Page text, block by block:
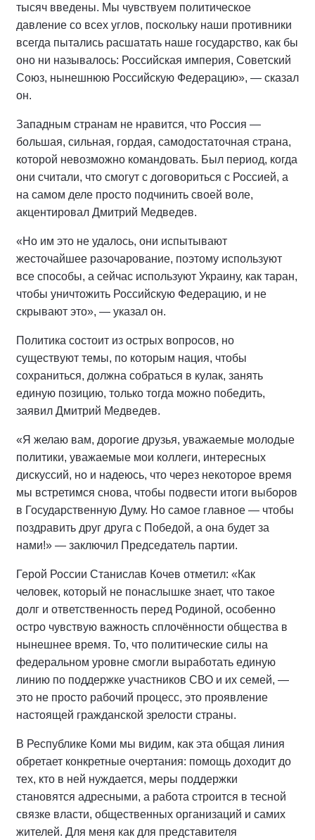
тысяч введены. Мы чувствуем политическое
давление со всех углов, поскольку наши противники
всегда пытались расшатать наше государство, как бы
оно ни называлось: Российская империя, Советский
Союз, нынешнюю Российскую Федерацию», — сказал
он.
Западным странам не нравится, что Россия —
большая, сильная, гордая, самодостаточная страна,
которой невозможно командовать. Был период, когда
они считали, что смогут с договориться с Россией, а
на самом деле просто подчинить своей воле,
акцентировал Дмитрий Медведев.
«Но им это не удалось, они испытывают
жесточайшее разочарование, поэтому используют
все способы, а сейчас используют Украину, как таран,
чтобы уничтожить Российскую Федерацию, и не
скрывают это», — указал он.
Политика состоит из острых вопросов, но
существуют темы, по которым нация, чтобы
сохраниться, должна собраться в кулак, занять
единую позицию, только тогда можно победить,
заявил Дмитрий Медведев.
«Я желаю вам, дорогие друзья, уважаемые молодые
политики, уважаемые мои коллеги, интересных
дискуссий, но и надеюсь, что через некоторое время
мы встретимся снова, чтобы подвести итоги выборов
в Государственную Думу. Но самое главное — чтобы
поздравить друг друга с Победой, а она будет за
нами!» — заключил Председатель партии.
Герой России Станислав Кочев отметил: «Как
человек, который не понаслышке знает, что такое
долг и ответственность перед Родиной, особенно
остро чувствую важность сплочённости общества в
нынешнее время. То, что политические силы на
федеральном уровне смогли выработать единую
линию по поддержке участников СВО и их семей, —
это не просто рабочий процесс, это проявление
настоящей гражданской зрелости страны.
В Республике Коми мы видим, как эта общая линия
обретает конкретные очертания: помощь доходит до
тех, кто в ней нуждается, меры поддержки
становятся адресными, а работа строится в тесной
связке власти, общественных организаций и самих
жителей. Для меня как для представителя